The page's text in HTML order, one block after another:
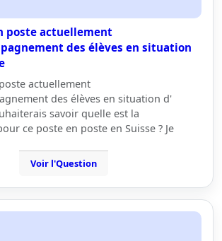
poste actuellement
des élèves en situation
actuellement
des élèves en situation d'
savoir quelle est la
ce poste en poste en Suisse ? Je
Voir l'Question